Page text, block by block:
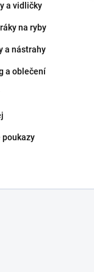
a vidličky
na ryby
a nástrahy
a oblečení
poukazy